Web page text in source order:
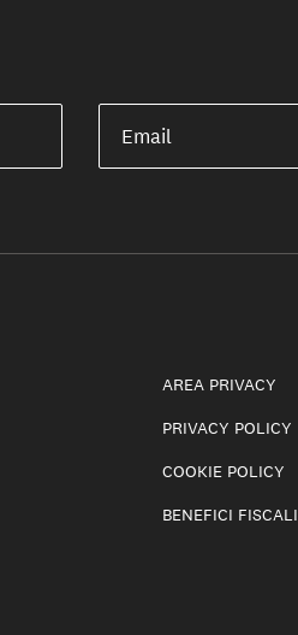
Email
AREA PRIVACY
PRIVACY POLICY
COOKIE POLICY
BENEFICI FISCALI